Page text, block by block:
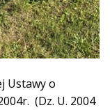
Ustawy o
(Dz. U. 2004